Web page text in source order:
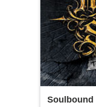
Soulbound